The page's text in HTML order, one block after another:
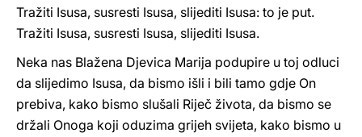
Tražiti Isusa, susresti Isusa, slijediti Isusa: to je put.
Tražiti Isusa, susresti Isusa, slijediti Isusa.
Neka nas Blažena Djevica Marija podupire u toj odluci
da slijedimo Isusa, da bismo išli i bili tamo gdje On
prebiva, kako bismo slušali Riječ života, da bismo se
držali Onoga koji oduzima grijeh svijeta, kako bismo u